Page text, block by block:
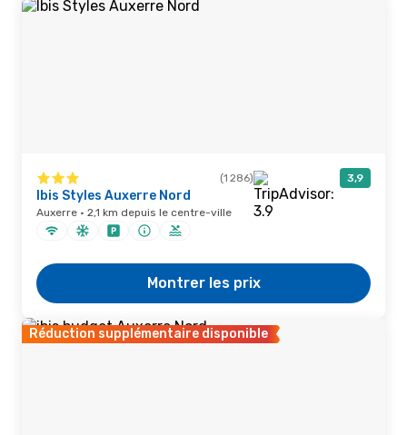
(1 286) 3,9
Ibis Styles Auxerre Nord
Auxerre · 2,1 km depuis le centre-ville
Montrer les prix
Réduction supplémentaire disponible